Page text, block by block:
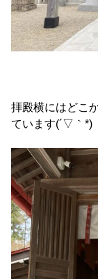
拝殿横にはどこ
ています(´▽｀*)